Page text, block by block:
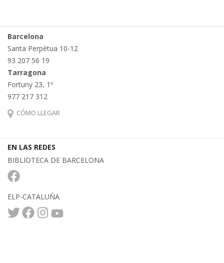
Barcelona
Santa Perpètua 10-12
93 207 56 19
Tarragona
Fortuny 23, 1º
977 217 312
CÓMO LLEGAR
EN LAS REDES
BIBLIOTECA DE BARCELONA
ELP-CATALUÑA